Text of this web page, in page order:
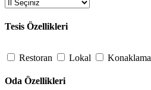
Tesis Özellikleri
Restoran Lokal Konaklama
Oda Özellikleri